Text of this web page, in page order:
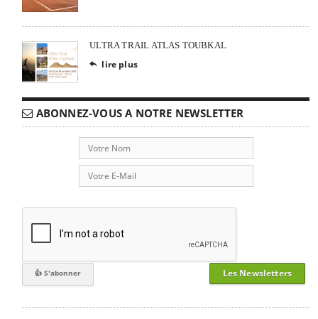
ULTRA TRAIL ATLAS TOUBKAL
 lire plus
ABONNEZ-VOUS A NOTRE NEWSLETTER
Les Newsletters